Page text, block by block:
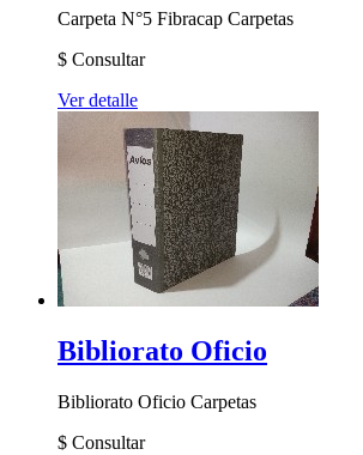
Carpeta N°5 Fibracap Carpetas
$ Consultar
Ver detalle
Bibliorato Oficio
Bibliorato Oficio Carpetas
$ Consultar